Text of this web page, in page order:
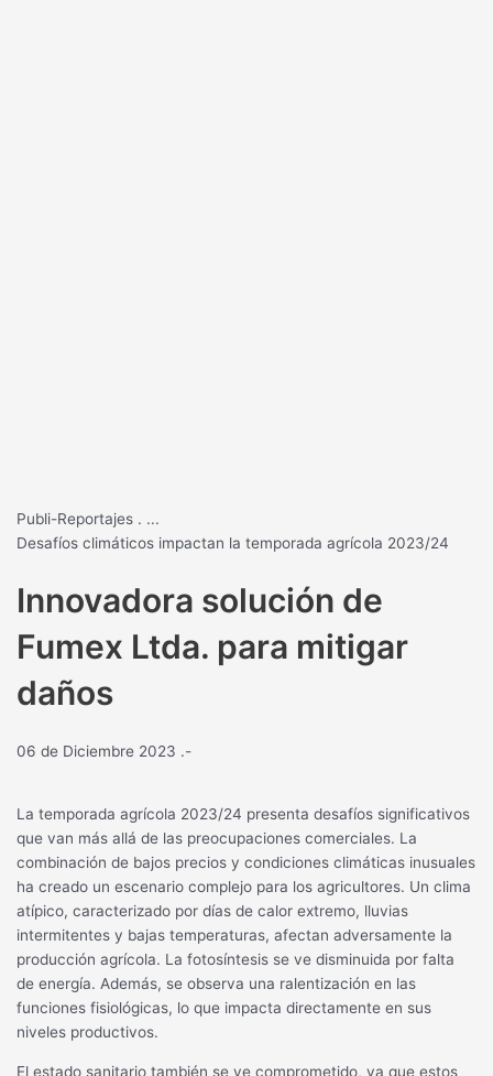
Publi-Reportajes . ...
Desafíos climáticos impactan la temporada agrícola 2023/24
Innovadora solución de
Fumex Ltda. para mitigar
daños
06 de Diciembre 2023 .-
La temporada agrícola 2023/24 presenta desafíos significativos
que van más allá de las preocupaciones comerciales. La
combinación de bajos precios y condiciones climáticas inusuales
ha creado un escenario complejo para los agricultores. Un clima
atípico, caracterizado por días de calor extremo, lluvias
intermitentes y bajas temperaturas, afectan adversamente la
producción agrícola. La fotosíntesis se ve disminuida por falta
de energía. Además, se observa una ralentización en las
funciones fisiológicas, lo que impacta directamente en sus
niveles productivos.
El estado sanitario también se ve comprometido, ya que estos